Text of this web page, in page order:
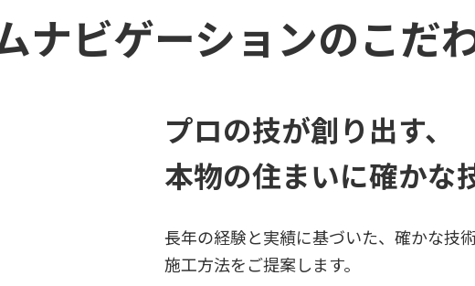
ナビゲーションのこだ
プロの技が創り出す、
本物の住まいに確かな
長年の経験と実績に基づいた、確かな技
施工方法をご提案します。